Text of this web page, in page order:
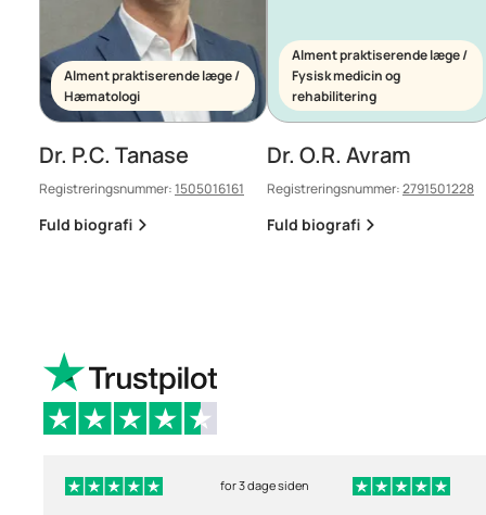
Alment praktiserende læge /
Hæmatologi
Dr. P.C. Tanase
Registreringsnummer:1505016161
Fuld biografi
Alment praktiserende læge /
Fysisk medicin og
rehabilitering
Dr. O.R. Avram
Registreringsnummer:2791501228
Fuld biografi
for 3 dage siden